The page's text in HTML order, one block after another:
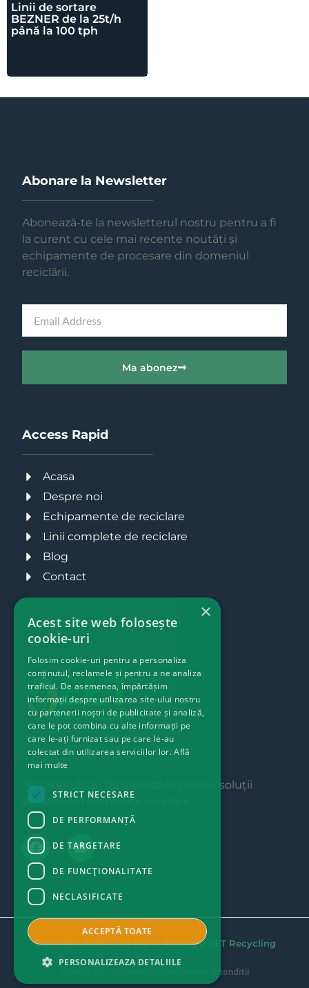
Linii de sortare
BEZNER de la 25t/h
până la 100 tph
Partenerul tău de încredere pentru soluții
eficiente în domeniul reciclării.
Access Rapid
Acasa
Despre noi
Echipamente de reciclare
Linii complete de reciclare
Blog
Contact
Abonare la Newsletter
Abonează-te la newsletterul nostru pentru a fi
la curent cu cele mai recente noutăți și
echipamente de procesare din domeniul
reciclării.
Ma abonez
Copyright 2025 © All Right Reserved EET Recycling
Termeni si conditii
×
Acest site web folosește
cookie-uri
Folosim cookie-uri pentru a personaliza
conținutul, reclamele și pentru a ne analiza
traficul. De asemenea, împărtășim
informații despre utilizarea site-ului nostru
cu partenerii noștri de publicitate și analiză,
care le pot combina cu alte informații pe
care le-ați furnizat sau pe care le-au
colectat din utilizarea serviciilor lor.Află
mai multe
STRICT NECESARE
DE PERFORMANȚĂ
DE TARGETARE
DE FUNCŢIONALITATE
NECLASIFICATE
ACCEPTĂ TOATE
PERSONALIZEAZA DETALIILE